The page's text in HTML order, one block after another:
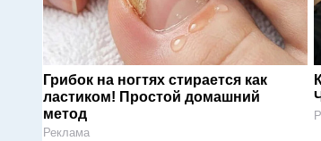
Грибок на ногтях стирается как
ластиком! Простой домашний
метод
Реклама